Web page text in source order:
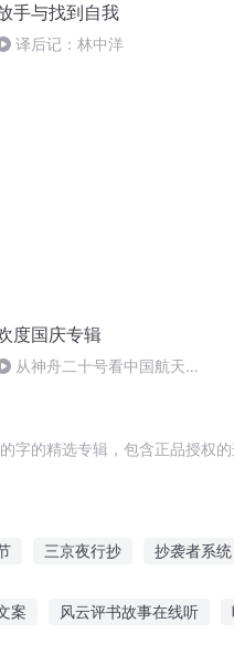
手与找到自我
译后记：林中洋
度国庆专辑
从神舟二十号看中国航天
字的精选专辑，包含正品授权
三京夜行抄 抄袭者系统
案 风云评书故事在线听